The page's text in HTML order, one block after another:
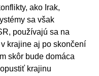
ako Irak,
sa však
používajú sa na
krajine aj po skončení
skôr bude domáca
krajinu